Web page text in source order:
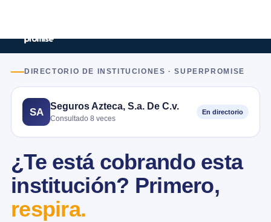
DIRECTORIO DE INSTITUCIONES · SUPERPROMISE
SA
Seguros Azteca, S.a. De C.v.
Consultado 8 veces
En directorio
¿Te está cobrando esta
institución? Primero,
respira.